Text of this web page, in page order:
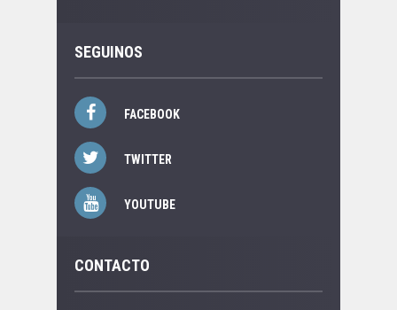
SEGUINOS
FACEBOOK
TWITTER
YOUTUBE
CONTACTO